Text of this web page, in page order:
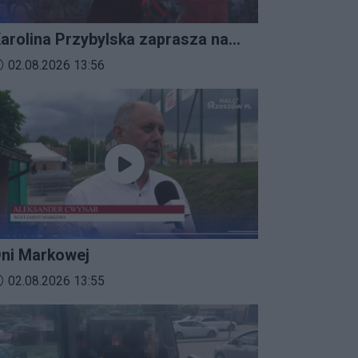
Przybylska zaprasza na
2026
dodania materiału wideo:
02.08.2026 13:56
Markowej
dodania materiału wideo:
02.08.2026 13:55